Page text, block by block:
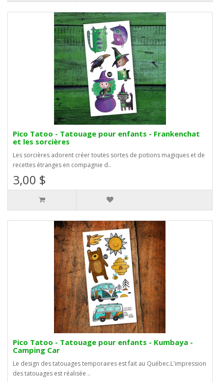
Pico Tatoo - Tatouage pour enfants - Frankenchat
et les sorcières
Les sorcières adorent créer toutes sortes de potions magiques et de
recettes étranges en compagnie d..
3,00 $
Pico Tatoo - Tatouage pour enfants - Kumbaya -
Camping Car
Le design des tatouages temporaires est fait au Québec.L'impression
des tatouages est réalisée ..